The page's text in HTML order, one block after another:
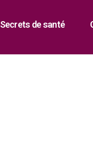
Secrets de santé